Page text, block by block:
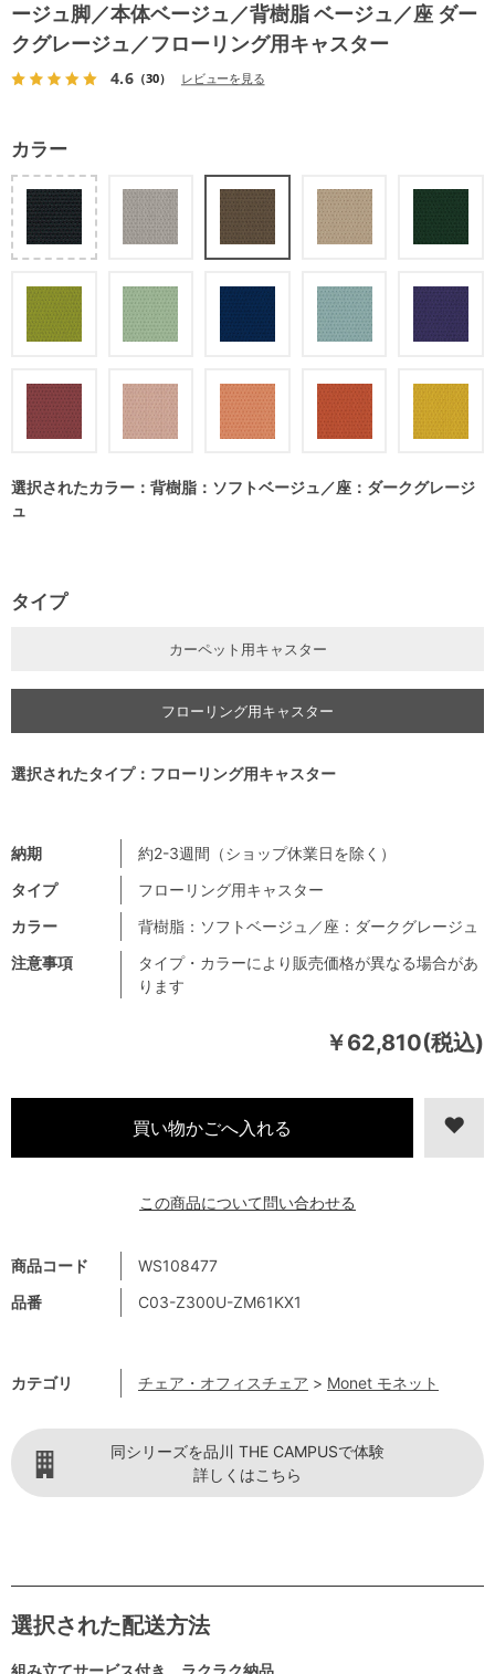
ージュ脚／本体ベージュ／背樹脂 ベージュ／座 ダー
クグレージュ／フローリング用キャスター
4.6（30） レビューを見る
￥62,810(税込)
商品コード
WS108477
品番
C03-Z300U-ZM61KX1
カテゴリ チェア・オフィスチェア > Monet モネット
注意事項
タイプ・カラーにより販売価格が異なる場合があ
ります
納期
約2-3週間（ショップ休業日を除く）
タイプ
フローリング用キャスター
カラー
背樹脂：ソフトベージュ／座：ダークグレージュ
カラー
選択されたカラー：背樹脂：ソフトベージュ／座：ダークグレージ
ュ
タイプ
カーペット用キャスター
フローリング用キャスター
選択されたタイプ：フローリング用キャスター
この商品について問い合わせる
同シリーズを品川 THE CAMPUSで体験
詳しくはこちら
選択された配送方法